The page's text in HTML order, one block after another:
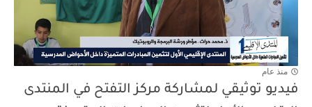
منذ عام
فيديو توثيقي لمشاركة مركز التفتح في المنتدى